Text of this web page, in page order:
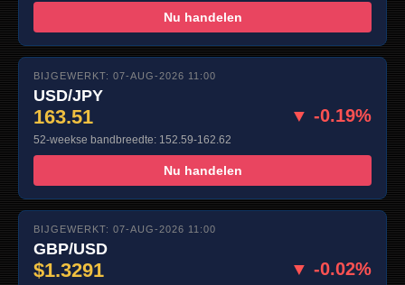
Nu handelen
BIJGEWERKT: 07-AUG-2026 11:00
USD/JPY
163.51 ▼ -0.19%
52-weekse bandbreedte: 152.59-162.62
Nu handelen
BIJGEWERKT: 07-AUG-2026 11:00
GBP/USD
$1.3291 ▼ -0.02%